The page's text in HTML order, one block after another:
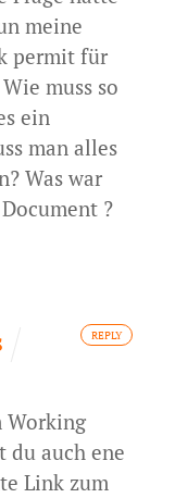
meine
permit für
Wie muss so
ein
man alles
Was war
?
Working
du auch ene
Link zum
REPLY